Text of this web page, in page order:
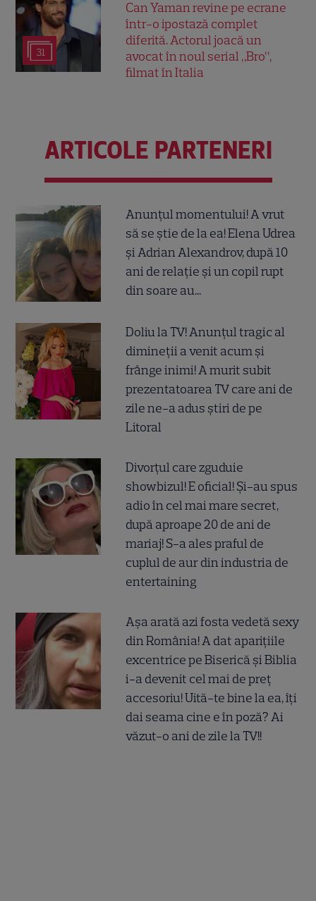
31
Can Yaman revine pe ecrane
într-o ipostază complet
diferită. Actorul joacă un
avocat în noul serial „Bro”,
filmat în Italia
ARTICOLE PARTENERI
Anunțul momentului! A vrut
să se știe de la ea! Elena Udrea
și Adrian Alexandrov, după 10
ani de relație și un copil rupt
din soare au...
Doliu la TV! Anunțul tragic al
dimineții a venit acum și
frânge inimi! A murit subit
prezentatoarea TV care ani de
zile ne-a adus știri de pe
Litoral
Divorțul care zguduie
showbizul! E oficial! Și-au spus
adio în cel mai mare secret,
după aproape 20 de ani de
mariaj! S-a ales praful de
cuplul de aur din industria de
entertaining
Așa arată azi fosta vedetă sexy
din România! A dat aparițiile
excentrice pe Biserică și Biblia
i-a devenit cel mai de preț
accesoriu! Uită-te bine la ea, îți
dai seama cine e în poză? Ai
văzut-o ani de zile la TV!!